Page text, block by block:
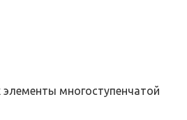
многоступенчатой